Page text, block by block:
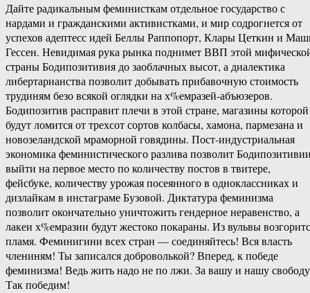
Дайте радикальным феминисткам отдельное государство с
нардами и гражданскими активистками, и мир содрогнется от
успехов адептесс идей Беллы Раппопорт, Клары Цеткин и
Гессен. Невидимая рука рынка поднимет ВВП этой
страны Бодипозитивия до заоблачных высот, а диалектика
либертарианства позволит добывать прибавочную стоимость
трудиням безо всякой оглядки на х%емразей-абъюзеров.
Бодипозитив расправит плечи в этой стране, магазины которой
будут ломится от трехсот сортов колбасы, хамона, пармезана и
новозеландской мраморной говядины. Пост-индустриальная
экономика феминистического разлива позволит
выйти на первое место по количеству постов в твитере,
фейсбуке, количеству урожая посеянного в одноклассниках и
дизлайкам в инстаграме Бузовой. Диктатура феминизма
позволит окончательно уничтожить гендерное неравенство, а
лакеи х%емразии будут жестоко покараны. Из вульвы
пламя. Феминигини всех стран — соединяйтесь! Вся власть
члениням! Ты записался доброволькой? Вперед, к победе
феминизма! Ведь жить надо не по лжи. За вашу и нашу
Так победим!